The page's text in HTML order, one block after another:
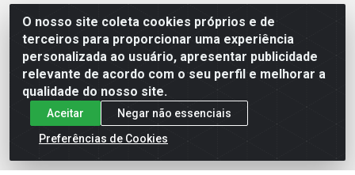
O nosso site coleta cookies próprios e de
terceiros para proporcionar uma experiência
personalizada ao usuário, apresentar publicidade
relevante de acordo com o seu perfil e melhorar a
qualidade do nosso site.
Aceitar
Negar não essenciais
Preferências de Cookies
Loja / Showroom
Tel.: (11) 3227-0546
Av Vautier, 587/597 - Pari - São Paulo/SP